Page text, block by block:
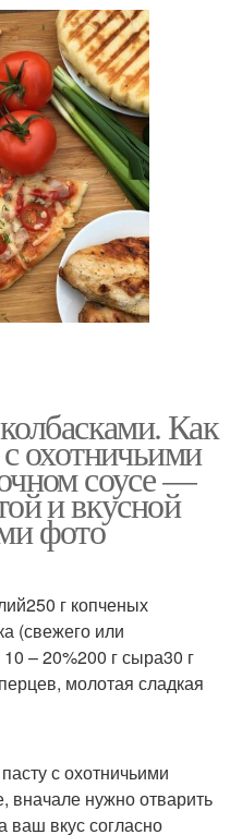
Как
охотничьими
соусе —
и вкусной
фото
г копченых
(свежего или
– 20%200 г сыра30 г
молотая сладкая
с охотничьими
вначале нужно отварить
вкус согласно